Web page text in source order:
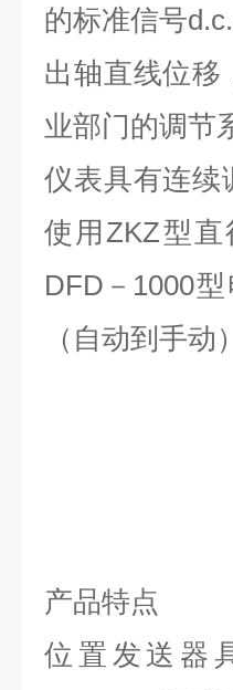
的标准信号
出轴直线位移
业部门的调节
仪表具有连续
使用ZKZ型
DFD－1000
（自动到手动
产品特点
位置发送器